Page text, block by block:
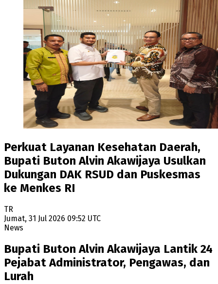
Perkuat Layanan Kesehatan Daerah,
Bupati Buton Alvin Akawijaya Usulkan
Dukungan DAK RSUD dan Puskesmas
ke Menkes RI
TR
Jumat, 31 Jul 2026 09:52 UTC
News
Bupati Buton Alvin Akawijaya Lantik 24
Pejabat Administrator, Pengawas, dan
Lurah